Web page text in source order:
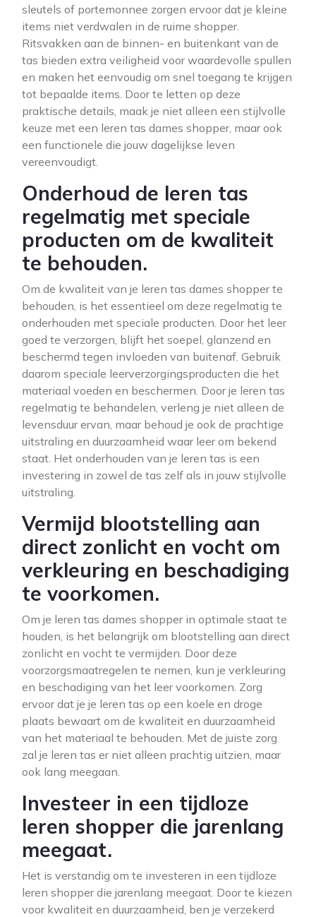
sleutels of portemonnee zorgen ervoor dat je kleine
items niet verdwalen in de ruime shopper.
Ritsvakken aan de binnen- en buitenkant van de
tas bieden extra veiligheid voor waardevolle spullen
en maken het eenvoudig om snel toegang te krijgen
tot bepaalde items. Door te letten op deze
praktische details, maak je niet alleen een stijlvolle
keuze met een leren tas dames shopper, maar ook
een functionele die jouw dagelijkse leven
vereenvoudigt.
Onderhoud de leren tas
regelmatig met speciale
producten om de kwaliteit
te behouden.
Om de kwaliteit van je leren tas dames shopper te
behouden, is het essentieel om deze regelmatig te
onderhouden met speciale producten. Door het leer
goed te verzorgen, blijft het soepel, glanzend en
beschermd tegen invloeden van buitenaf. Gebruik
daarom speciale leerverzorgingsproducten die het
materiaal voeden en beschermen. Door je leren tas
regelmatig te behandelen, verleng je niet alleen de
levensduur ervan, maar behoud je ook de prachtige
uitstraling en duurzaamheid waar leer om bekend
staat. Het onderhouden van je leren tas is een
investering in zowel de tas zelf als in jouw stijlvolle
uitstraling.
Vermijd blootstelling aan
direct zonlicht en vocht om
verkleuring en beschadiging
te voorkomen.
Om je leren tas dames shopper in optimale staat te
houden, is het belangrijk om blootstelling aan direct
zonlicht en vocht te vermijden. Door deze
voorzorgsmaatregelen te nemen, kun je verkleuring
en beschadiging van het leer voorkomen. Zorg
ervoor dat je je leren tas op een koele en droge
plaats bewaart om de kwaliteit en duurzaamheid
van het materiaal te behouden. Met de juiste zorg
zal je leren tas er niet alleen prachtig uitzien, maar
ook lang meegaan.
Investeer in een tijdloze
leren shopper die jarenlang
meegaat.
Het is verstandig om te investeren in een tijdloze
leren shopper die jarenlang meegaat. Door te kiezen
voor kwaliteit en duurzaamheid, ben je verzekerd